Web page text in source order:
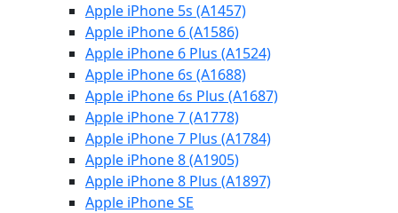
Apple iPhone 5s (A1457)
Apple iPhone 6 (A1586)
Apple iPhone 6 Plus (A1524)
Apple iPhone 6s (A1688)
Apple iPhone 6s Plus (A1687)
Apple iPhone 7 (A1778)
Apple iPhone 7 Plus (A1784)
Apple iPhone 8 (A1905)
Apple iPhone 8 Plus (A1897)
Apple iPhone SE